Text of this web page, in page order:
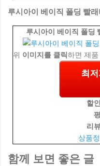
루시아이 베이직 폴딩 빨
루시아이 베이직 폴딩
위 이미지를 클릭하면 제
최
할
리
상품
함께 보면 좋은 글